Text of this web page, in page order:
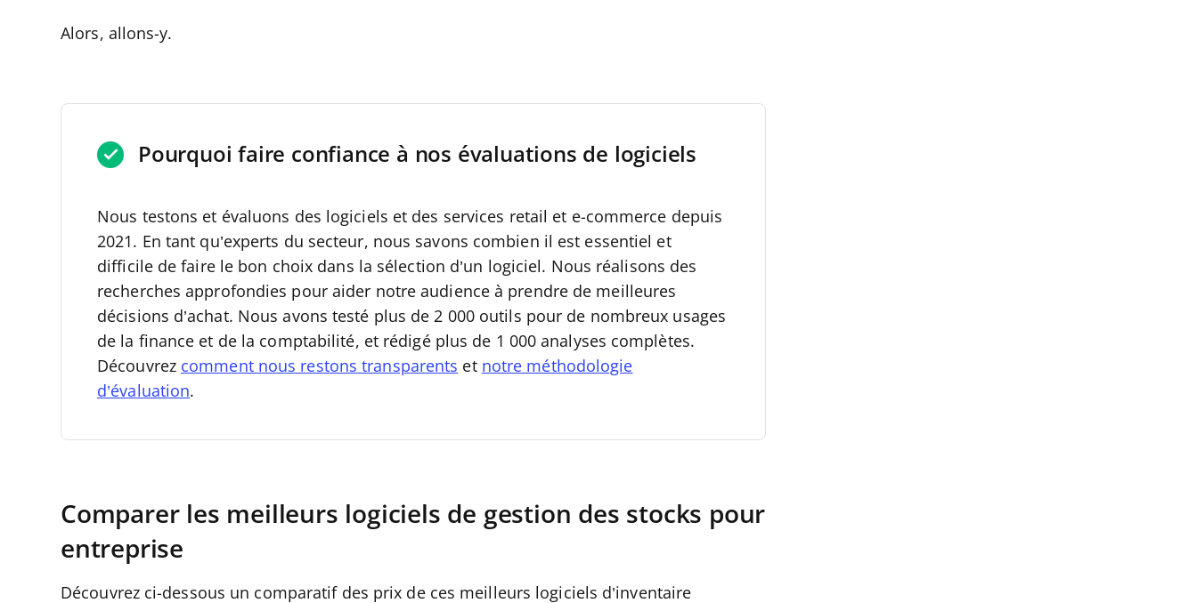
Alors, allons-y.
Pourquoi faire confiance à nos évaluations de logiciels
Nous testons et évaluons des logiciels et des services retail et e-commerce depuis
2021. En tant qu’experts du secteur, nous savons combien il est essentiel et
difficile de faire le bon choix dans la sélection d’un logiciel. Nous réalisons des
recherches approfondies pour aider notre audience à prendre de meilleures
décisions d’achat. Nous avons testé plus de 2 000 outils pour de nombreux usages
de la finance et de la comptabilité, et rédigé plus de 1 000 analyses complètes.
Découvrez comment nous restons transparents et notre méthodologie
d’évaluation.
Comparer les meilleurs logiciels de gestion des stocks pour
entreprise
Découvrez ci-dessous un comparatif des prix de ces meilleurs logiciels d’inventaire